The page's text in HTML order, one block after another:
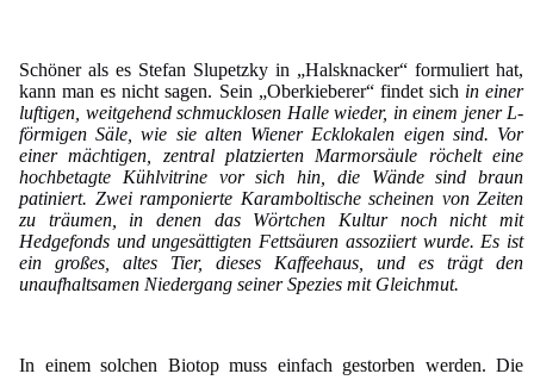
Schöner als es Stefan Slupetzky in „Halsknacker“ formuliert hat,
kann man es nicht sagen. Sein „Oberkieberer“ findet sich in einer
luftigen, weitgehend schmucklosen Halle wieder, in einem jener L-
förmigen Säle, wie sie alten Wiener Ecklokalen eigen sind. Vor
einer mächtigen, zentral platzierten Marmorsäule röchelt eine
hochbetagte Kühlvitrine vor sich hin, die Wände sind braun
patiniert. Zwei ramponierte Karamboltische scheinen von Zeiten
zu träumen, in denen das Wörtchen Kultur noch nicht mit
Hedgefonds und ungesättigten Fettsäuren assoziiert wurde. Es ist
ein großes, altes Tier, dieses Kaffeehaus, und es trägt den
unaufhaltsamen Niedergang seiner Spezies mit Gleichmut.
In einem solchen Biotop muss einfach gestorben werden. Die